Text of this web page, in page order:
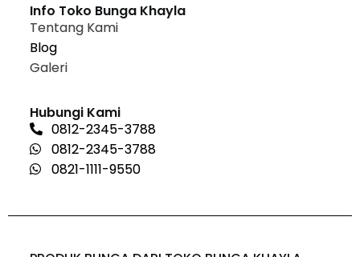
Info Toko Bunga Khayla
Tentang Kami
Blog
Galeri
Hubungi Kami
0812-2345-3788
0812-2345-3788
0821-1111-9550